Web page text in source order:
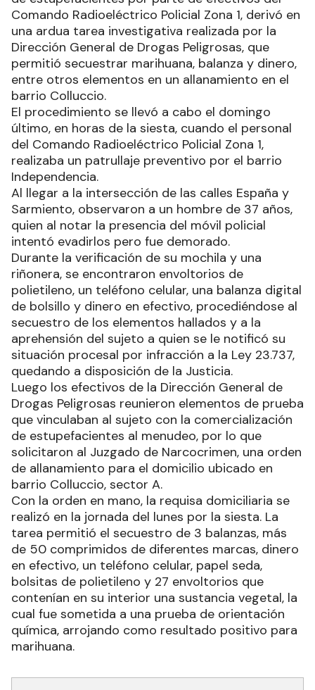
Comando Radioeléctrico Policial Zona 1, derivó en
una ardua tarea investigativa realizada por la
Dirección General de Drogas Peligrosas, que
permitió secuestrar marihuana, balanza y dinero,
entre otros elementos en un allanamiento en el
barrio Colluccio.
El procedimiento se llevó a cabo el domingo
último, en horas de la siesta, cuando el personal
del Comando Radioeléctrico Policial Zona 1,
realizaba un patrullaje preventivo por el barrio
Independencia.
Al llegar a la intersección de las calles España y
Sarmiento, observaron a un hombre de 37 años,
quien al notar la presencia del móvil policial
intentó evadirlos pero fue demorado.
Durante la verificación de su mochila y una
riñonera, se encontraron envoltorios de
polietileno, un teléfono celular, una balanza digital
de bolsillo y dinero en efectivo, procediéndose al
secuestro de los elementos hallados y a la
aprehensión del sujeto a quien se le notificó su
situación procesal por infracción a la Ley 23.737,
quedando a disposición de la Justicia.
Luego los efectivos de la Dirección General de
Drogas Peligrosas reunieron elementos de prueba
que vinculaban al sujeto con la comercialización
de estupefacientes al menudeo, por lo que
solicitaron al Juzgado de Narcocrimen, una orden
de allanamiento para el domicilio ubicado en
barrio Colluccio, sector A.
Con la orden en mano, la requisa domiciliaria se
realizó en la jornada del lunes por la siesta. La
tarea permitió el secuestro de 3 balanzas, más
de 50 comprimidos de diferentes marcas, dinero
en efectivo, un teléfono celular, papel seda,
bolsitas de polietileno y 27 envoltorios que
contenían en su interior una sustancia vegetal, la
cual fue sometida a una prueba de orientación
química, arrojando como resultado positivo para
marihuana.